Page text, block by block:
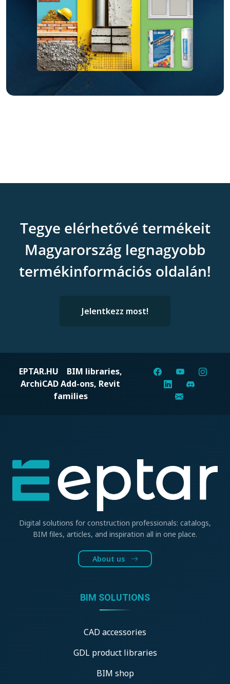
Tegye elérhetővé termékeit
Magyarország legnagyobb
termékinformációs oldalán!
Jelentkezz most!
EPTAR.HU BIM libraries,
ArchiCAD Add-ons, Revit
families
Digital solutions for construction professionals: catalogs,
BIM files, articles, and inspiration all in one place.
About us
BIM SOLUTIONS
CAD accessories
GDL product libraries
BIM shop